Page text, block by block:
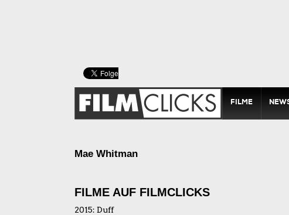
FILME
Mae Whitman
FILME AUF FILMCLICKS
2015: Duff